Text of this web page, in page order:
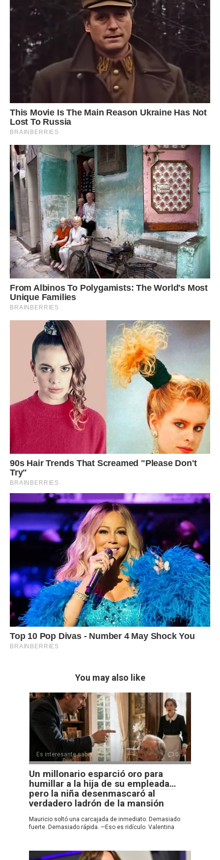
You may also like
Es interesante saber 0
Un millonario esparció oro para
humillar a la hija de su empleada…
pero la niña desenmascaró al
verdadero ladrón de la mansión
Mauricio soltó una carcajada de inmediato. Demasiado
fuerte. Demasiado rápida. —Eso es ridículo. Valentina